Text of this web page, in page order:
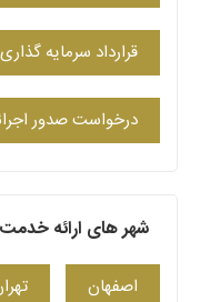
قرارداد سرمایه
درخواست صدور
شهر های ارائه خدمت
اصفهان